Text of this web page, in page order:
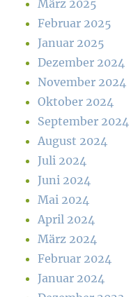
März 2025
Februar 2025
Januar 2025
Dezember 2024
November 2024
Oktober 2024
September 2024
August 2024
Juli 2024
Juni 2024
Mai 2024
April 2024
März 2024
Februar 2024
Januar 2024